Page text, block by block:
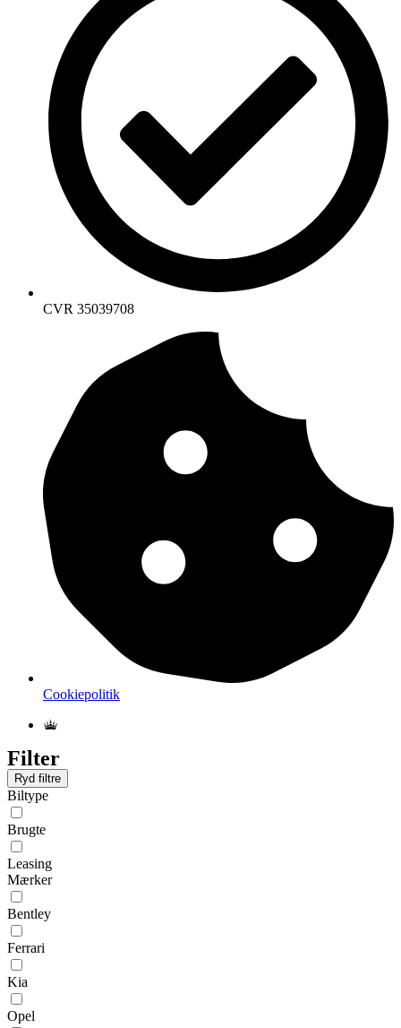
CVR 35039708
Cookiepolitik
Filter
Ryd filtre
Biltype
Brugte
Leasing
Mærker
Bentley
Ferrari
Kia
Opel